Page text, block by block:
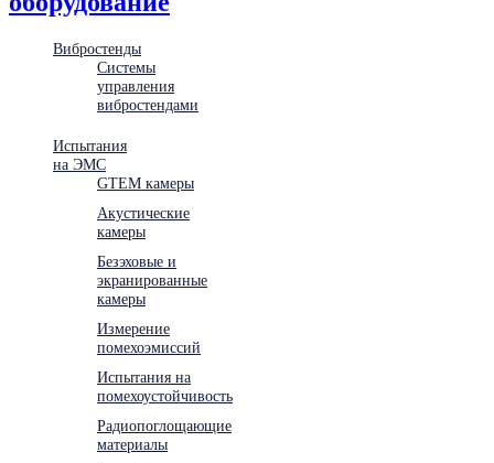
Вибростенды
Системы
управления
вибростендами
Испытания
на ЭМС
GTEM камеры
Акустические
камеры
Безэховые и
экранированные
камеры
Измерение
помехоэмиссий
Испытания на
помехоустойчивость
Радиопоглощающие
материалы